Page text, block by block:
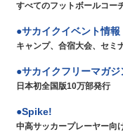
すべてのフットボールコー
サカイクイベント情報
キャンプ、合宿大会、セミ
サカイクフリーマガジ
日本初全国版10万部発行
Spike!
中高サッカープレーヤー向